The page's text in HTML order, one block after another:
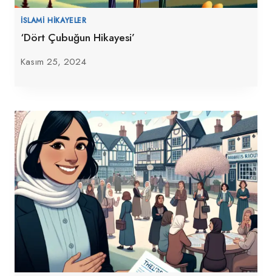
İSLAMI HIKAYELER
‘Dört Çubuğun Hikayesi’
Kasım 25, 2024